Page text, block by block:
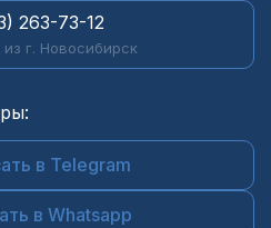
263-73-12
г. Новосибирск
в Telegram
в Whatsapp